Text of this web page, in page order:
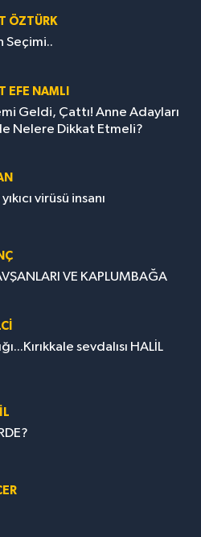
ÖZTÜRK
Seçimi..
EFE NAMLI
Geldi, Çattı! Anne Adayları
Nelere Dikkat Etmeli?
virüsü insanı
VE KAPLUMBAĞA
sevdalısı HALİL